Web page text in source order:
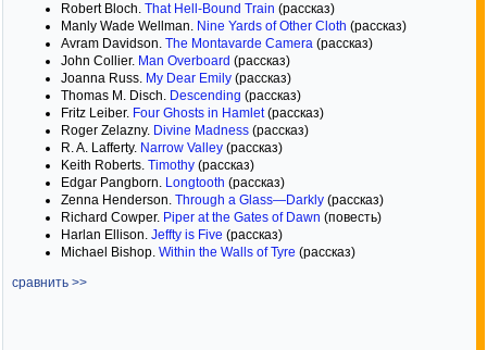
Robert Bloch. That Hell-Bound Train (рассказ)
Manly Wade Wellman. Nine Yards of Other Cloth (рассказ)
Avram Davidson. The Montavarde Camera (рассказ)
John Collier. Man Overboard (рассказ)
Joanna Russ. My Dear Emily (рассказ)
Thomas M. Disch. Descending (рассказ)
Fritz Leiber. Four Ghosts in Hamlet(рассказ)
Roger Zelazny. Divine Madness (рассказ)
R. A. Lafferty. Narrow Valley (рассказ)
Keith Roberts. Timothy (рассказ)
Edgar Pangborn. Longtooth (рассказ)
Zenna Henderson. Through a Glass—Darkly (рассказ)
Richard Cowper. Piper at the Gates of Dawn (повесть)
Harlan Ellison. Jeffty is Five (рассказ)
Michael Bishop. Within the Walls of Tyre (рассказ)
сравнить >>